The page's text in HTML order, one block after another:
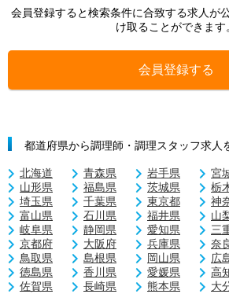
会員登録すると検索条件に合致する求人が
け取ることができます
会員登録する
都道府県から調理師・調理スタッフ求人
北海道 青森県 岩手県 宮
山形県
福島県 茨城県 栃
埼玉県
千葉県 東京都 神
富山県
石川県 福井県 山
岐阜県
静岡県 愛知県 三
京都府
大阪府 兵庫県 奈
鳥取県
島根県 岡山県 広
徳島県
香川県 愛媛県 高
佐賀県
長崎県 熊本県 大